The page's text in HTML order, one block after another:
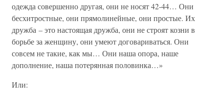
одежда совершенно другая, они не носят 42-44… Они
бесхитростные, они прямолинейные, они простые. Их
дружба – это настоящая дружба, они не строят козни в
борьбе за женщину, они умеют договариваться. Они
совсем не такие, как мы… Они наша опора, наше
дополнение, наша потерянная половинка…»
Или: